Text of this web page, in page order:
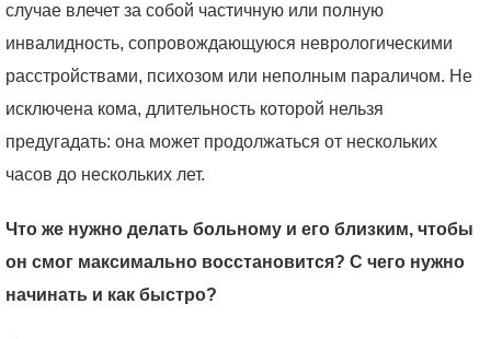
случае влечет за собой частичную или полную
инвалидность, сопровождающуюся неврологическими
расстройствами, психозом или неполным параличом. Не
исключена кома, длительность которой нельзя
предугадать: она может продолжаться от нескольких
часов до нескольких лет.
Что же нужно делать больному и его близким, чтобы
он смог максимально восстановится? С чего нужно
начинать и как быстро?